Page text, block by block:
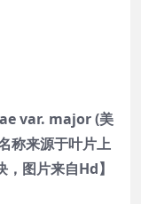
var. major (美
称来源于叶片上
图片来自Hd】